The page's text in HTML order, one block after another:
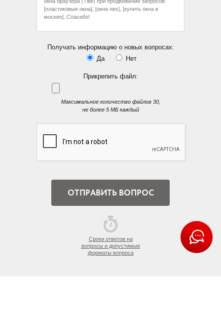
Получать информацию о новых вопросах:
Да
Нет
Прикрепить файл:
Максимальное количество файлов 30,
не более 5 МБ каждый
Сроки ответов на
вопросы и допустимые
форматы вопроса